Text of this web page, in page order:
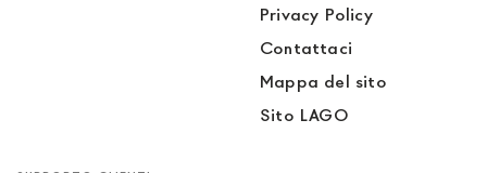
Privacy Policy
Contattaci
Mappa del sito
Sito LAGO